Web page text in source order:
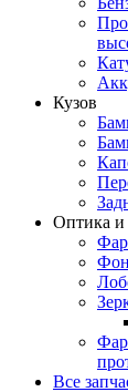
Кузов
Оптика и
Все